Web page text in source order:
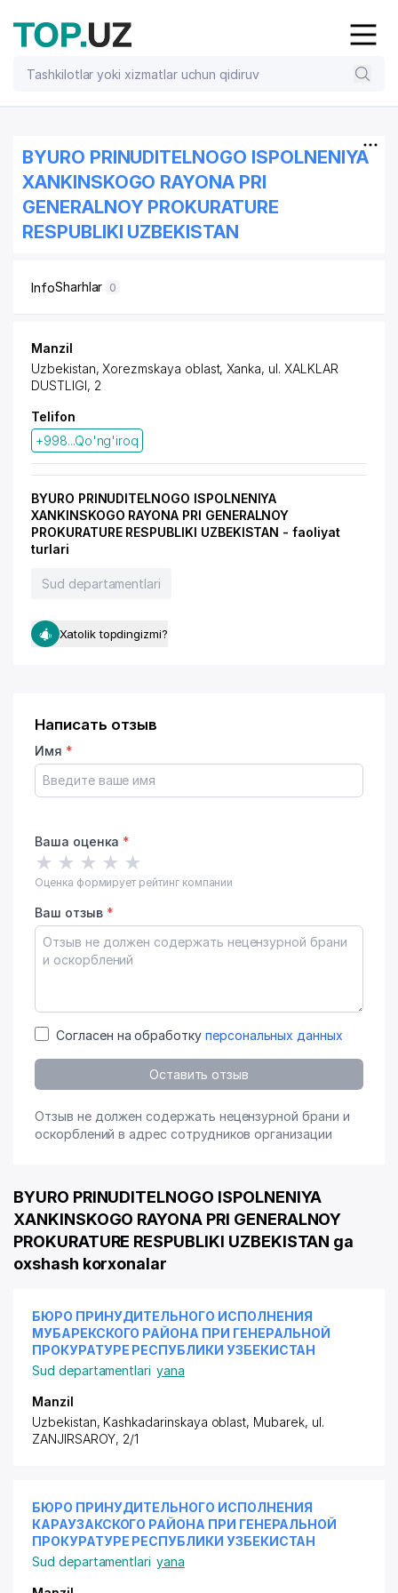
BYURO PRINUDITELNOGO ISPOLNENIYA
XANKINSKOGO RAYONA PRI
GENERALNOY PROKURATURE
RESPUBLIKI UZBEKISTAN
InfoSharhlar 0
Manzil
Uzbekistan, Xorezmskaya oblast, Xanka, ul. XALKLAR
DUSTLIGI, 2
Telifon
+998...Qo'ng'iroq
BYURO PRINUDITELNOGO ISPOLNENIYA
XANKINSKOGO RAYONA PRI GENERALNOY
PROKURATURE RESPUBLIKI UZBEKISTAN - faoliyat
turlari
Sud departamentlari
Xatolik topdingizmi?
Написать отзыв
Имя *
Ваша оценка *
★ ★ ★ ★ ★
Оценка формирует рейтинг компании
Ваш отзыв *
Согласен на обработку персональных данных
Оставить отзыв
Отзыв не должен содержать нецензурной брани и
оскорблений в адрес сотрудников организации
BYURO PRINUDITELNOGO ISPOLNENIYA
XANKINSKOGO RAYONA PRI GENERALNOY
PROKURATURE RESPUBLIKI UZBEKISTAN ga
oxshash korxonalar
БЮРО ПРИНУДИТЕЛЬНОГО ИСПОЛНЕНИЯ
МУБАРЕКСКОГО РАЙОНА ПРИ ГЕНЕРАЛЬНОЙ
ПРОКУРАТУРЕ РЕСПУБЛИКИ УЗБЕКИСТАН
Sud departamentlari yana
Manzil
Uzbekistan, Kashkadarinskaya oblast, Mubarek, ul.
ZANJIRSAROY, 2/1
БЮРО ПРИНУДИТЕЛЬНОГО ИСПОЛНЕНИЯ
КАРАУЗАКСКОГО РАЙОНА ПРИ ГЕНЕРАЛЬНОЙ
ПРОКУРАТУРЕ РЕСПУБЛИКИ УЗБЕКИСТАН
Sud departamentlari yana